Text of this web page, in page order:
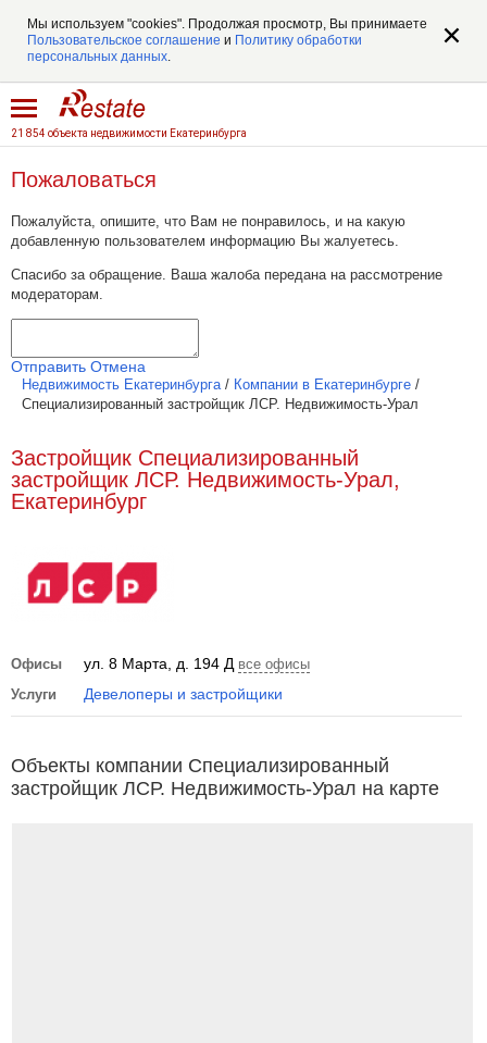
Мы используем "cookies". Продолжая просмотр, Вы принимаете
Пользовательское соглашение и Политику обработки
персональных данных.
21 854 объекта недвижимости Екатеринбурга
Пожаловаться
Пожалуйста, опишите, что Вам не понравилось, и на какую
добавленную пользователем информацию Вы жалуетесь.
Спасибо за обращение. Ваша жалоба передана на рассмотрение
модераторам.
Отправить Отмена
Недвижимость Екатеринбурга/ Компании в Екатеринбурге /
Специализированный застройщик ЛСР. Недвижимость-Урал
Застройщик Специализированный
застройщик ЛСР. Недвижимость-Урал,
Екатеринбург
Офисы ул. 8 Марта, д. 194 Д все офисы
Услуги
Девелоперы и застройщики
Объекты компании Специализированный
застройщик ЛСР. Недвижимость-Урал на карте